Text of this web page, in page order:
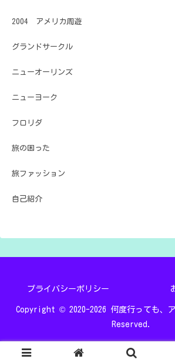
2004 アメリカ周遊
グランドサークル
ニューオーリンズ
ニューヨーク
フロリダ
旅の困った
旅ファッション
自己紹介
プライバシーポリシー
Copyright © 2020-2026 何度行っても、
Reserved.